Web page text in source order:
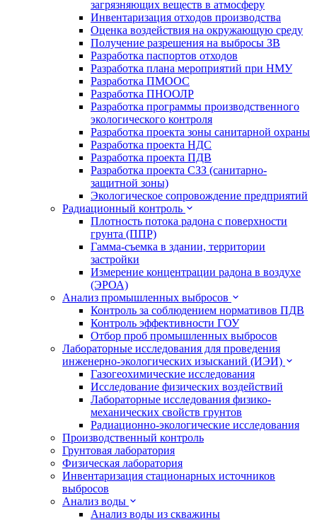
загрязняющих веществ в атмосферу
Инвентаризация отходов производства
Оценка воздействия на окружающую среду
Получение разрешения на выбросы ЗВ
Разработка паспортов отходов
Разработка плана мероприятий при НМУ
Разработка ПМООС
Разработка ПНООЛР
Разработка программы производственного
экологического контроля
Разработка проекта зоны санитарной охраны
Разработка проекта НДС
Разработка проекта ПДВ
Разработка проекта СЗЗ (санитарно-
защитной зоны)
Экологическое сопровождение предприятий
Радиационный контроль
Плотность потока радона с поверхности
грунта (ППР)
Гамма-съемка в здании, территории
застройки
Измерение концентрации радона в воздухе
(ЭРОА)
Анализ промышленных выбросов
Контроль за соблюдением нормативов ПДВ
Контроль эффективности ГОУ
Отбор проб промышленных выбросов
Лабораторные исследования для проведения
инженерно-экологических изысканий (ИЭИ)
Газогеохимические исследования
Исследование физических воздействий
Лабораторные исследования физико-
механических свойств грунтов
Радиационно-экологические исследования
Производственный контроль
Грунтовая лаборатория
Физическая лаборатория
Инвентаризация стационарных источников
выбросов
Анализ воды
Анализ воды из скважины